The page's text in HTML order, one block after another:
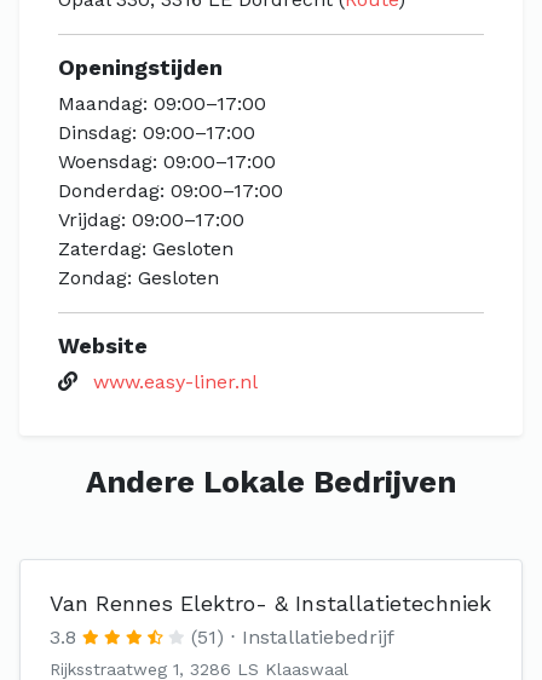
Openingstijden
Maandag: 09:00–17:00
Dinsdag: 09:00–17:00
Woensdag: 09:00–17:00
Donderdag: 09:00–17:00
Vrijdag: 09:00–17:00
Zaterdag: Gesloten
Zondag: Gesloten
Website
www.easy-liner.nl
Andere Lokale Bedrijven
Van Rennes Elektro- & Installatietechniek
3.8 (51) Installatiebedrijf
Rijksstraatweg 1, 3286 LS Klaaswaal